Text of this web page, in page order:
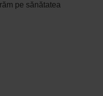
pe sănătatea